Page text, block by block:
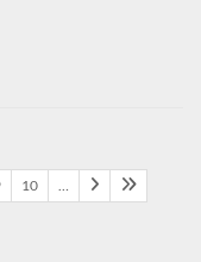
10